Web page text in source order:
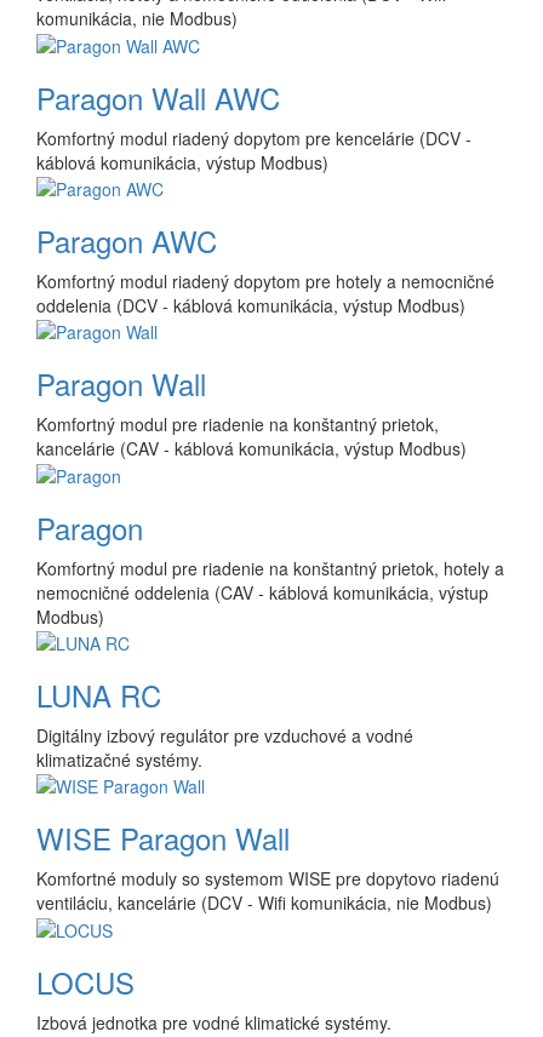
komunikácia, nie Modbus)
Paragon Wall AWC
Komfortný modul riadený dopytom pre kencelárie (DCV -
káblová komunikácia, výstup Modbus)
Paragon AWC
Komfortný modul riadený dopytom pre hotely a nemocničné
oddelenia (DCV - káblová komunikácia, výstup Modbus)
Paragon Wall
Komfortný modul pre riadenie na konštantný prietok,
kancelárie (CAV - káblová komunikácia, výstup Modbus)
Paragon
Komfortný modul pre riadenie na konštantný prietok, hotely a
nemocničné oddelenia (CAV - káblová komunikácia, výstup
Modbus)
LUNA RC
Digitálny izbový regulátor pre vzduchové a vodné
klimatizačné systémy.
WISE Paragon Wall
Komfortné moduly so systemom WISE pre dopytovo riadenú
ventiláciu, kancelárie (DCV - Wifi komunikácia, nie Modbus)
LOCUS
Izbová jednotka pre vodné klimatické systémy.